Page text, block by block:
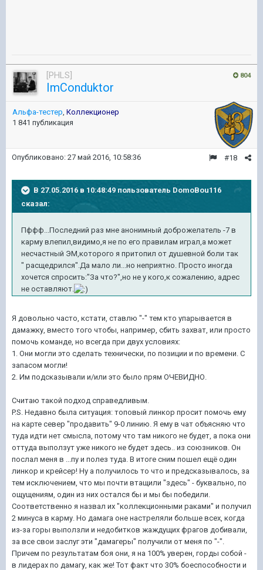
804
[PHLS]
ImConduktor
Альфа-тестер, Коллекционер
1 841 публикация
#18
Опубликовано: 27 май 2016, 10:58:36
В 27.05.2016 в 10:48:49 пользователь DomoBou116
сказал:
Пффф...Последний раз мне анонимный доброжелатель -7 в
карму влепил,видимо,я не по его правилам играл,а может
несчастный ЭМ,которого я притопил от душевной боли так
" расщедрился".Да мало ли...но неприятно. Просто иногда
хочется спросить:"За что?",но не у кого,к сожалению, адрес
не оставляют.
Я довольно часто, кстати, ставлю "-" тем кто упарывается в
дамажку, вместо того чтобы, например, сбить захват, или просто
помочь команде, но всегда при двух условиях:
1. Они могли это сделать технически, по позиции и по времени. С
запасом могли!
2. Им подсказывали и/или это было прям ОЧЕВИДНО.
Считаю такой подход справедливым.
P.S. Недавно была ситуация: топовый линкор просит помочь ему
на карте север "продавить" 9-0 линию. Я ему в чат объясняю что
туда идти нет смысла, потому что там никого не будет, а пока они
оттуда выползут уже никого не будет здесь.. из союзников. Он
послал меня в ...пу и полез туда. В итоге сним пошел ещё один
линкор и крейсер! Ну а получилось то что и предсказывалось, за
тем исключением, что мы почти втащили "здесь" - буквально, по
ощущениям, один из них остался бы и мы бы победили.
Соответственно я назвал их "коллекционными раками" и получил
2 минуса в карму. Но дамага оне настреляли больше всех, когда
из-за горы выползли и недобитков жаждущих фрагов добивали,
за все свои заслуг эти "дамагеры" получили от меня по "-".
Причем по результатам боя они, я на 100% уверен, горды собой -
в лидерах по дамагу, как же! Тот факт что 30% боеспособности и